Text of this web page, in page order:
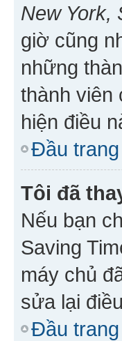
New
giờ cũng
những
thành viên
hiện điều
Đầu trang
Tôi đã
Nếu bạn
Saving
máy chủ
sửa lại
Đầu trang